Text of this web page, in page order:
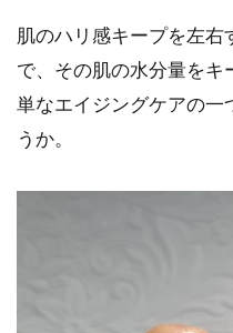
肌のハリ感キープを左
で、その肌の水分量をキ
単なエイジングケアの一
うか。